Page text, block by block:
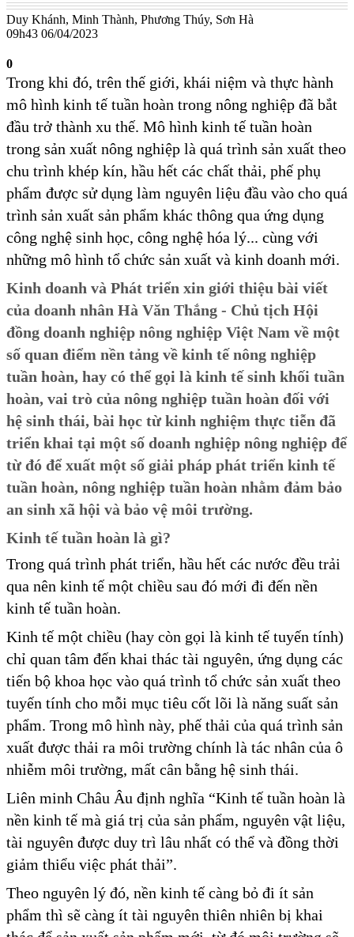
Duy Khánh, Minh Thành, Phương Thúy, Sơn Hà
09h43 06/04/2023
0
Trong khi đó, trên thế giới, khái niệm và thực hành
mô hình kinh tế tuần hoàn trong nông nghiệp đã bắt
đầu trở thành xu thế. Mô hình kinh tế tuần hoàn
trong sản xuất nông nghiệp là quá trình sản xuất theo
chu trình khép kín, hầu hết các chất thải, phế phụ
phẩm được sử dụng làm nguyên liệu đầu vào cho quá
trình sản xuất sản phẩm khác thông qua ứng dụng
công nghệ sinh học, công nghệ hóa lý... cùng với
những mô hình tổ chức sản xuất và kinh doanh mới.
Kinh doanh và Phát triển xin giới thiệu bài viết
của doanh nhân Hà Văn Thắng - Chủ tịch Hội
đồng doanh nghiệp nông nghiệp Việt Nam về một
số quan điểm nền tảng về kinh tế nông nghiệp
tuần hoàn, hay có thể gọi là kinh tế sinh khối tuần
hoàn, vai trò của nông nghiệp tuần hoàn đối với
hệ sinh thái, bài học từ kinh nghiệm thực tiễn đã
triển khai tại một số doanh nghiệp nông nghiệp để
từ đó để xuất một số giải pháp phát triển kinh tế
tuần hoàn, nông nghiệp tuần hoàn nhằm đảm bảo
an sinh xã hội và bảo vệ môi trường.
Kinh tế tuần hoàn là gì?
Trong quá trình phát triển, hầu hết các nước đều trải
qua nên kinh tế một chiều sau đó mới đi đến nền
kinh tế tuần hoàn.
Kinh tế một chiều (hay còn gọi là kinh tế tuyến tính)
chỉ quan tâm đến khai thác tài nguyên, ứng dụng các
tiến bộ khoa học vào quá trình tổ chức sản xuất theo
tuyến tính cho mỗi mục tiêu cốt lõi là năng suất sản
phẩm. Trong mô hình này, phế thải của quá trình sản
xuất được thải ra môi trường chính là tác nhân của ô
nhiễm môi trường, mất cân bằng hệ sinh thái.
Liên minh Châu Âu định nghĩa “Kinh tế tuần hoàn là
nền kinh tế mà giá trị của sản phẩm, nguyên vật liệu,
tài nguyên được duy trì lâu nhất có thể và đồng thời
giảm thiểu việc phát thải”.
Theo nguyên lý đó, nền kinh tế càng bỏ đi ít sản
phẩm thì sẽ càng ít tài nguyên thiên nhiên bị khai